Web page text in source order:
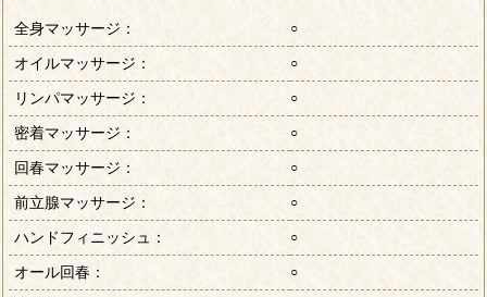
全身マッサージ： ○
オイルマッサージ： ○
リンパマッサージ： ○
密着マッサージ： ○
回春マッサージ： ○
前立腺マッサージ： ○
ハンドフィニッシュ： ○
オール回春： ○